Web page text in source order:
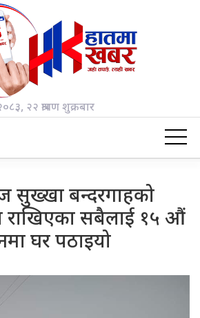
२२ श्रावण शुक्रबार
सुख्खा बन्दरगाहको
राखिएका सबैलाई १५ औं
घर पठाइयो